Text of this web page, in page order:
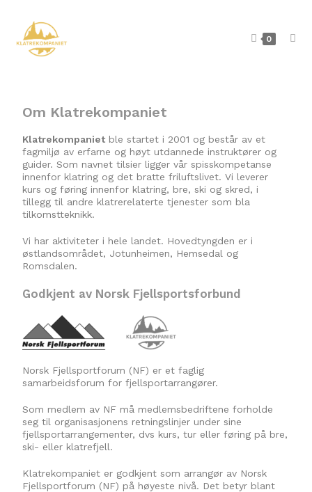
0
Om Klatrekompaniet
Klatrekompaniet ble startet i 2001 og består av et
fagmiljø av erfarne og høyt utdannede instruktører og
guider. Som navnet tilsier ligger vår spisskompetanse
innenfor klatring og det bratte friluftslivet. Vi leverer
kurs og føring innenfor klatring, bre, ski og skred, i
tillegg til andre klatrerelaterte tjenester som bla
tilkomstteknikk.
Vi har aktiviteter i hele landet. Hovedtyngden er i
østlandsområdet, Jotunheimen, Hemsedal og
Romsdalen.
Godkjent av Norsk Fjellsportsforbund
Norsk Fjellsportforum (NF) er et faglig
samarbeidsforum for fjellsportarrangører.
Som medlem av NF må medlemsbedriftene forholde
seg til organisasjonens retningslinjer under sine
fjellsportarrangementer, dvs kurs, tur eller føring på bre,
ski- eller klatrefjell.
Klatrekompaniet er godkjent som arrangør av Norsk
Fjellsportforum (NF) på høyeste nivå. Det betyr blant